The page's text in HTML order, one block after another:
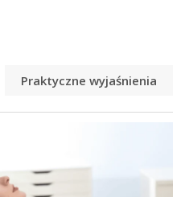
Praktyczne wyjaśnienia